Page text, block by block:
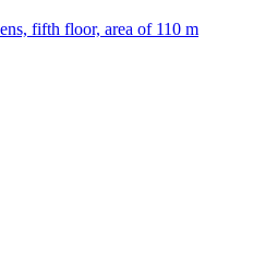
fifth floor, area of 110 m